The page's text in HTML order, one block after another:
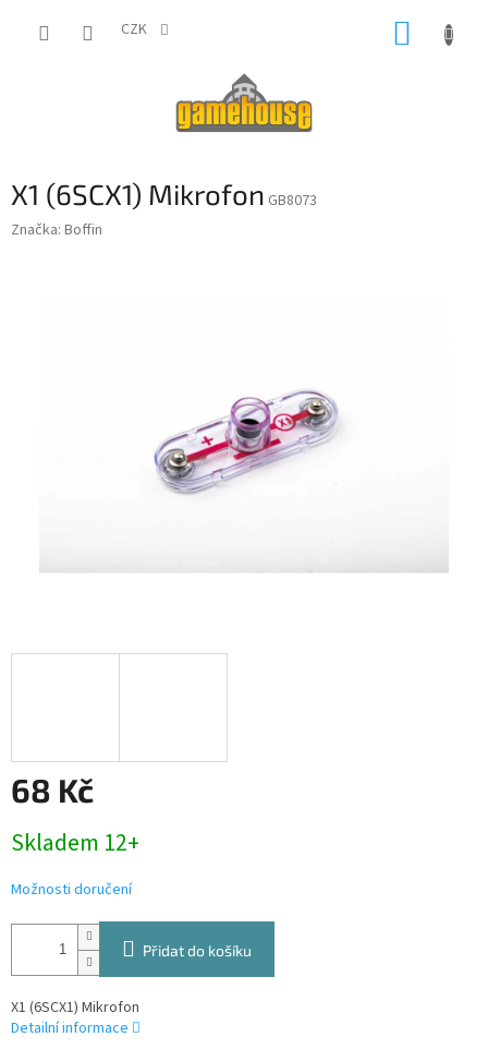
CZK
X1 (6SCX1) Mikrofon GB8073
Značka: Boffin
68 Kč
cena:
Skladem 12+
Možnosti doručení
Přidat do košíku
X1 (6SCX1) Mikrofon
Detailní informace